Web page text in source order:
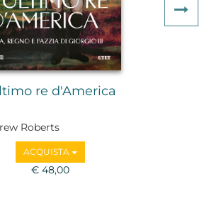
re d'America
Roberts
ACQUISTA
€ 48,00